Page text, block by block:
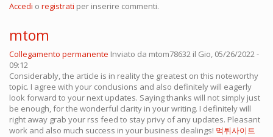
Accedi o registrati per inserire commenti.
mtom
Collegamento permanente Inviato da mtom78632 il Gio, 05/26/2022 -
09:12
Considerably, the article is in reality the greatest on this noteworthy
topic. I agree with your conclusions and also definitely will eagerly
look forward to your next updates. Saying thanks will not simply just
be enough, for the wonderful clarity in your writing. I definitely will
right away grab your rss feed to stay privy of any updates. Pleasant
work and also much success in your business dealings! 먹튀사이트